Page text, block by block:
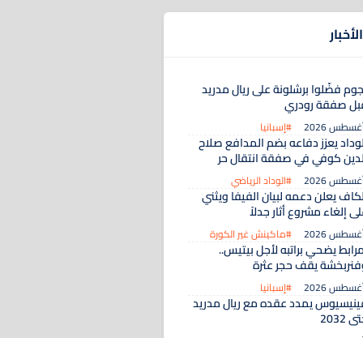
فضّلوا برشلونة على ريال مدريد
صفقة رودري
#إسبانيا
يعزز دفاعه بضم المدافع صلاح
كوفي في صفقة انتقال حر
#الوداد الرياضي
يعلن دعمه لبيان الفيفا ويثني
إلغاء مشروع أثار جدلاً
#ماكينش غير الكورة
يضحي براتبه لأجل بيتيس..
يقف حجر عثرة
#إسبانيا
يمدد عقده مع ريال مدريد
2032